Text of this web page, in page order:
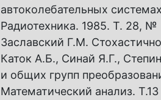
автоколебательных
Радиотехника. 1985. Т. 28,
Заславский Г.М.
Каток А.Б., Синай Я.Г.,
и общих групп
Математический анализ.